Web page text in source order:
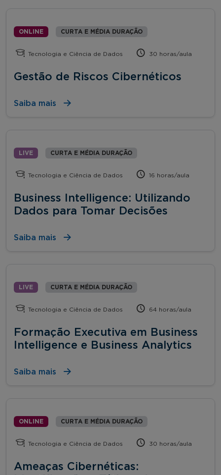
ONLINE CURTA E MÉDIA DURAÇÃO
Tecnologia e Ciência de Dados 30 horas/aula
Gestão de Riscos Cibernéticos
Saiba mais
LIVE CURTA E MÉDIA DURAÇÃO
Tecnologia e Ciência de Dados 16 horas/aula
Business Intelligence: Utilizando
Dados para Tomar Decisões
Saiba mais
LIVE CURTA E MÉDIA DURAÇÃO
Tecnologia e Ciência de Dados 64 horas/aula
Formação Executiva em Business
Intelligence e Business Analytics
Saiba mais
ONLINE CURTA E MÉDIA DURAÇÃO
Tecnologia e Ciência de Dados 30 horas/aula
Ameaças Cibernéticas: